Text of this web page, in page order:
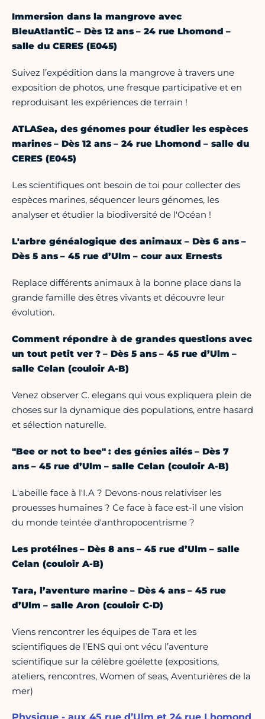
Immersion dans la mangrove avec
BleuAtlantiC – Dès 12 ans – 24 rue Lhomond –
salle du CERES (E045)
Suivez l’expédition dans la mangrove à travers une
exposition de photos, une fresque participative et en
reproduisant les expériences de terrain !
ATLASea, des génomes pour étudier les espèces
marines – Dès 12 ans – 24 rue Lhomond – salle du
CERES (E045)
Les scientifiques ont besoin de toi pour collecter des
espèces marines, séquencer leurs génomes, les
analyser et étudier la biodiversité de l'Océan !
L'arbre généalogique des animaux – Dès 6 ans –
Dès 5 ans – 45 rue d’Ulm – cour aux Ernests
Replace différents animaux à la bonne place dans la
grande famille des êtres vivants et découvre leur
évolution.
Comment répondre à de grandes questions avec
un tout petit ver ? – Dès 5 ans – 45 rue d’Ulm –
salle Celan (couloir A-B)
Venez observer C. elegans qui vous expliquera plein de
choses sur la dynamique des populations, entre hasard
et sélection naturelle.
"Bee or not to bee" : des génies ailés – Dès 7
ans – 45 rue d’Ulm – salle Celan (couloir A-B)
L'abeille face à l'I.A ? Devons-nous relativiser les
prouesses humaines ? Ce face à face est-il une vision
du monde teintée d'anthropocentrisme ?
Les protéines – Dès 8 ans – 45 rue d’Ulm – salle
Celan (couloir A-B)
Tara, l’aventure marine – Dès 4 ans – 45 rue
d’Ulm – salle Aron (couloir C-D)
Viens rencontrer les équipes de Tara et les
scientifiques de l’ENS qui ont vécu l’aventure
scientifique sur la célèbre goélette (expositions,
ateliers, rencontres, Women of seas, Aventurières de la
mer)